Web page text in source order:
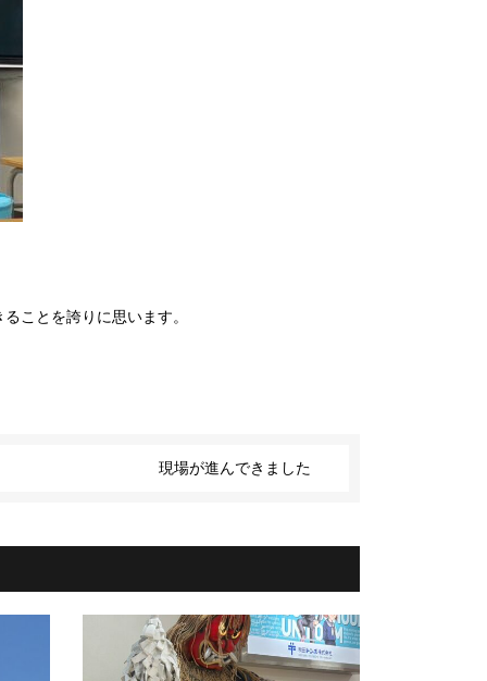
ことを誇りに思います。
現場が進んできました